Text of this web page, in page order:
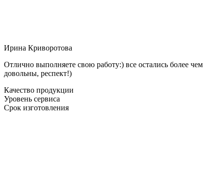
Ирина Криворотова
Отлично выполняете свою работу:) все остались более чем
довольны, респект!)
Качество продукции
Уровень сервиса
Срок изготовления